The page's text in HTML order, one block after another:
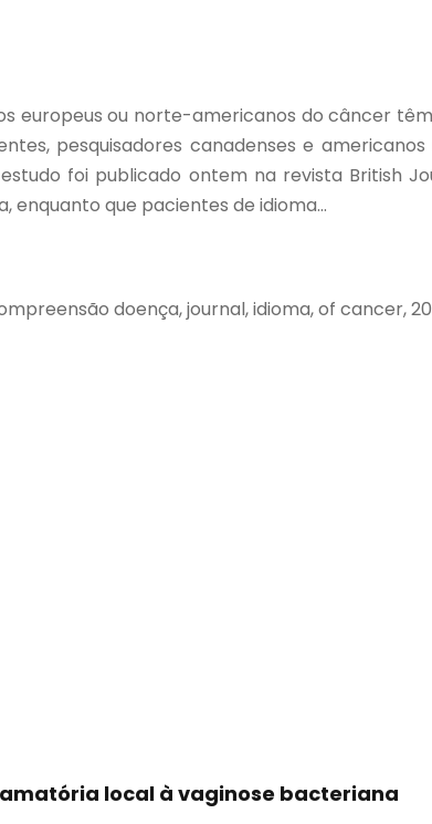
europeus ou norte-americanos do câncer
pesquisadores canadenses e
foi publicado ontem na revista British
enquanto que pacientes de idioma...
doença, journal, idioma, of cancer,
local à vaginose bacteriana